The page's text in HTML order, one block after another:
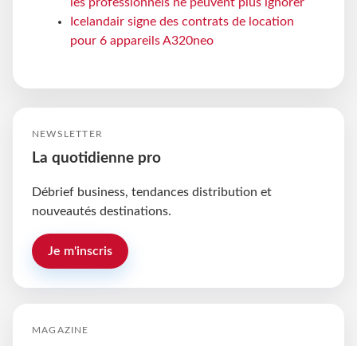
Icelandair signe des contrats de location
pour 6 appareils A320neo
NEWSLETTER
La quotidienne pro
Débrief business, tendances distribution et
nouveautés destinations.
Je m'inscris
MAGAZINE